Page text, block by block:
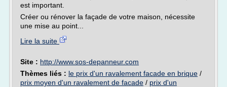
est important.
Créer ou rénover la façade de votre maison, nécessite
une mise au point...
Lire la suite
Site : http://www.sos-depanneur.com
Thèmes liés : le prix d'un ravalement facade en brique /
prix moyen d'un ravalement de facade / prix d'un